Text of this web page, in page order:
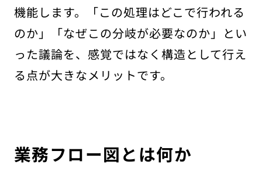
機能します。「この処理はどこで行われる
のか」「なぜこの分岐が必要なのか」とい
った議論を、感覚ではなく構造として行え
る点が大きなメリットです。
業務フロー図とは何か